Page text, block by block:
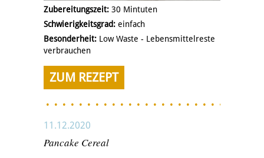
Zubereitungszeit: 30 Mintuten
Schwierigkeitsgrad: einfach
Besonderheit: Low Waste - Lebensmittelreste
verbrauchen
ZUM REZEPT
11.12.2020
Pancake Cereal